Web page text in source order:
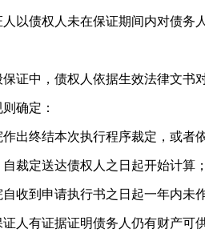
以债权人未在保证期间内对债
中，债权人依据生效法律文书
确定：
终结本次执行程序裁定，或者
裁定送达债权人之日起开始计算
到申请执行书之日起一年内未
人有证据证明债务人仍有财产可